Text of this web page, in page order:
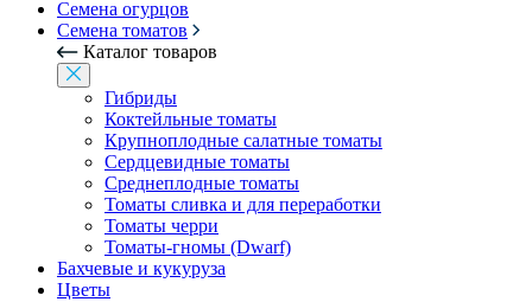
Семена огурцов
Семена томатов
Каталог товаров
Гибриды
Коктейльные томаты
Крупноплодные салатные томаты
Сердцевидные томаты
Среднеплодные томаты
Томаты сливка и для переработки
Томаты черри
Томаты-гномы (Dwarf)
Бахчевые и кукуруза
Цветы